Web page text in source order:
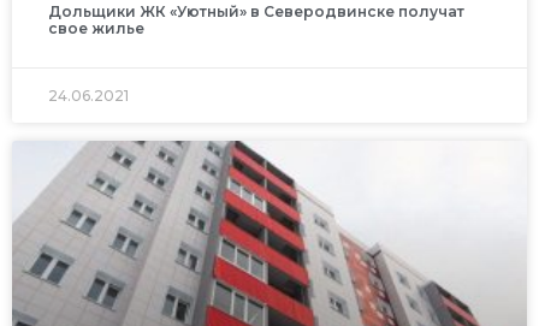
Дольщики ЖК «Уютный» в Северодвинске получат
свое жилье
24.06.2021